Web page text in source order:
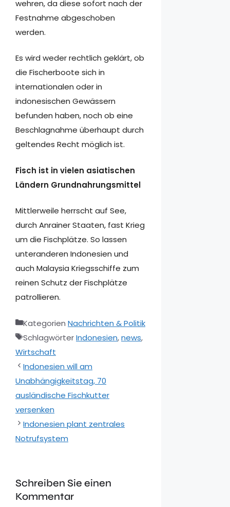
wehren, da diese sofort nach der
Festnahme abgeschoben
werden.
Es wird weder rechtlich geklärt, ob
die Fischerboote sich in
internationalen oder in
indonesischen Gewässern
befunden haben, noch ob eine
Beschlagnahme überhaupt durch
geltendes Recht möglich ist.
Fisch ist in vielen asiatischen
Ländern Grundnahrungsmittel
Mittlerweile herrscht auf See,
durch Anrainer Staaten, fast Krieg
um die Fischplätze. So lassen
unteranderen Indonesien und
auch Malaysia Kriegsschiffe zum
reinen Schutz der Fischplätze
patrollieren.
Kategorien Nachrichten & Politik
SchlagwörterIndonesien,news,
Wirtschaft
Indonesien will am
Unabhängigkeitstag, 70
ausländische Fischkutter
versenken
Indonesien plant zentrales
Notrufsystem
Schreiben Sie einen
Kommentar